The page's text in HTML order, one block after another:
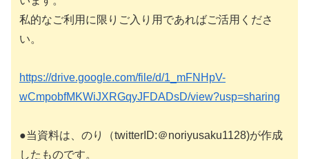
私的なご利用に限りご入り用であればご活用くださ
い。
https://drive.google.com/file/d/1_mFNHpV-
wCmpobfMKWiJXRGqyJFDADsD/view?usp=sharing
●当資料は、のり（twitterID:＠noriyusaku1128)が作成
したものです。